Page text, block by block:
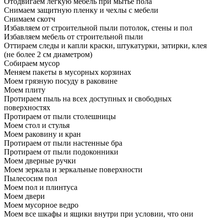
Снимаем защитную пленку и чехлы с мебели
Снимаем скотч
Избавляем от строительной пыли потолок, стены и пол
Избавляем мебель от строительной пыли
Оттираем следы и капли краски, штукатурки, затирки, клея
(не более 2 см диаметром)
Собираем мусор
Меняем пакеты в мусорных корзинах
Моем грязную посуду в раковине
Моем плиту
Протираем пыль на всех доступных и свободных
поверхностях
Протираем от пыли столешницы
Моем стол и стулья
Моем раковину и кран
Протираем от пыли настенные бра
Протираем от пыли подоконники
Моем дверные ручки
Моем зеркала и зеркальные поверхности
Пылесосим пол
Моем пол и плинтуса
Моем двери
Моем мусорное ведро
Моем все шкафы и ящики внутри при условии, что они